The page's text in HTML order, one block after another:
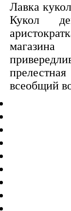
Лавка
Кукол
всеобщий